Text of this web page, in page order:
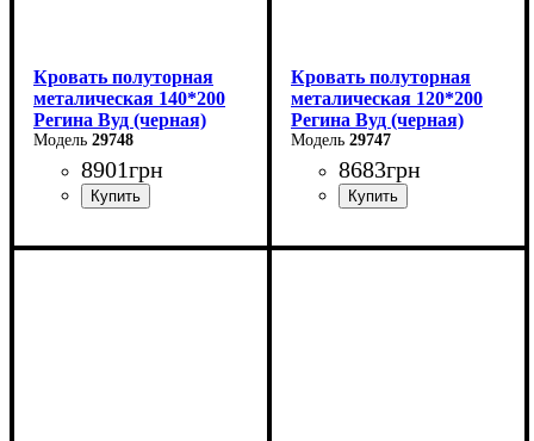
Кровать полуторная
металическая 140*200
Регина Вуд (черная)
29748
8901грн
Ширина: 140 см
Кровать полуторная
металическая 120*200
Регина Вуд (черная)
29747
8683грн
Ширина: 120 см